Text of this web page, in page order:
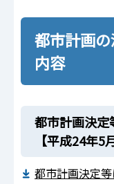
都市計画
内容
都市計画決定
【平成24年5
都市計画決定等